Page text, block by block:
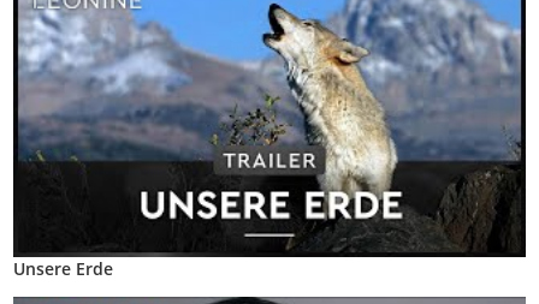
Unsere Erde